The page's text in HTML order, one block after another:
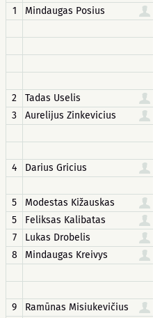
1
Mindaugas Posius
2
Tadas Uselis
3
Aurelijus Zinkevicius
4
Darius Gricius
5
Modestas Kižauskas
5
Feliksas Kalibatas
7
Lukas Drobelis
8
Mindaugas Kreivys
9
Ramūnas Misiukevičius